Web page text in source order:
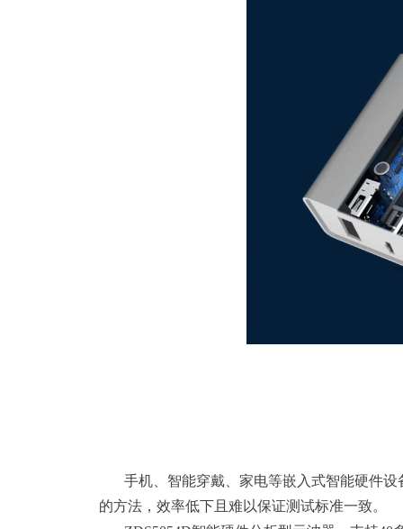
手机、智能穿戴、家电等嵌入式智能硬件设
的方法，效率低下且难以保证测试标准一致。